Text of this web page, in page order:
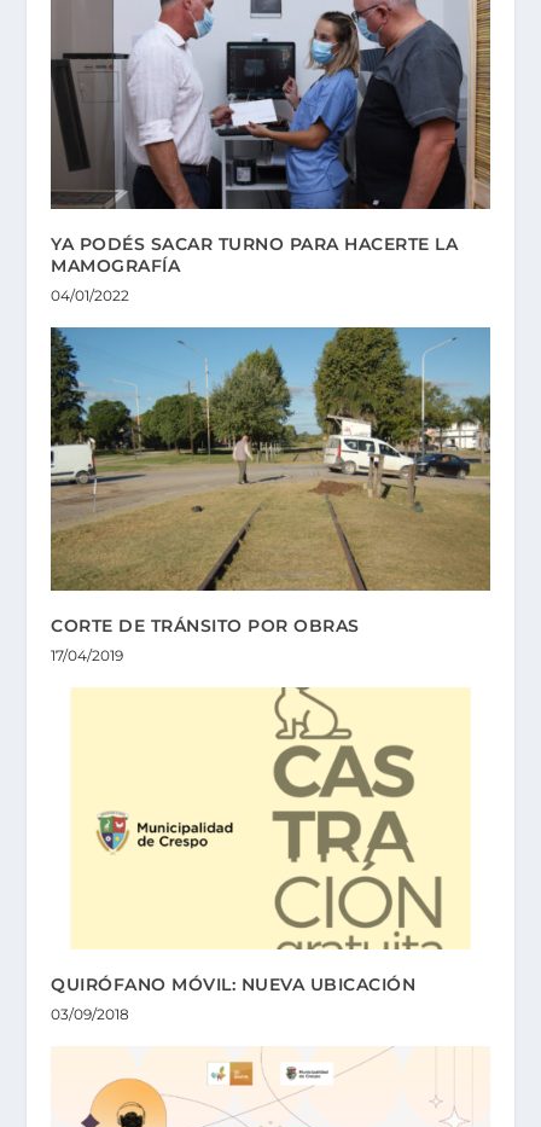
YA PODÉS SACAR TURNO PARA HACERTE LA
MAMOGRAFÍA
04/01/2022
CORTE DE TRÁNSITO POR OBRAS
17/04/2019
QUIRÓFANO MÓVIL: NUEVA UBICACIÓN
03/09/2018